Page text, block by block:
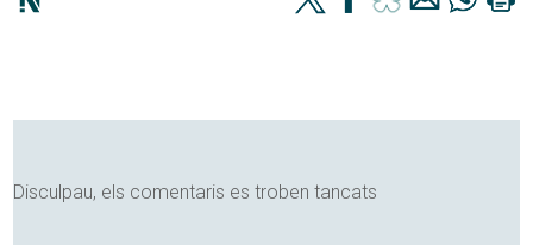
Disculpau, els comentaris es troben tancats